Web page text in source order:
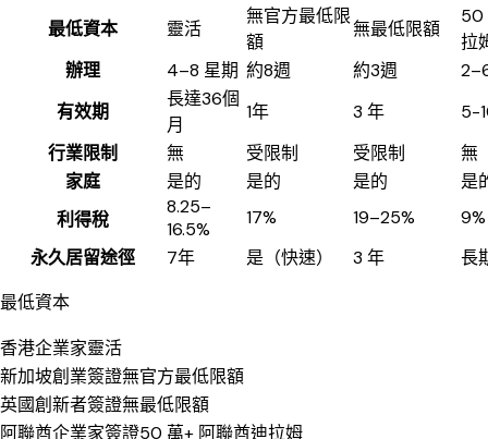
最低資本 靈活
無官方最低限
額
無最低限額
50
拉
辦理
4–8 星期 約8週 約3週
有效期
長達36個
月
1年 3 年
5-
行業限制
無 受限制 受限制
無
家庭
是的 是的 是的
是
利得稅
8.25–
16.5%
17% 19–25%
9%
永久居留途徑
7年 是（快速） 3 年 長
最低資本
香港企業家靈活
新加坡創業簽證無官方最低限額
英國創新者簽證無最低限額
阿聯酋企業家簽證50 萬+ 阿聯酋迪拉姆